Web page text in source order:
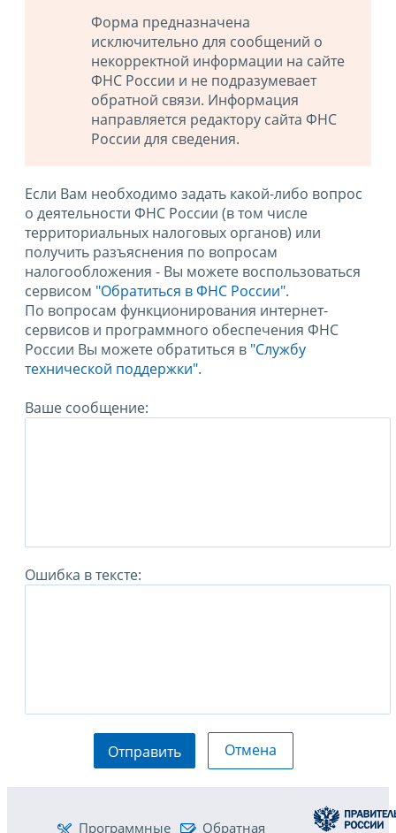
Форма предназначена
исключительно для сообщений о
некорректной информации на сайте
ФНС России и не подразумевает
обратной связи. Информация
направляется редактору сайта ФНС
России для сведения.
Если Вам необходимо задать какой-либо вопрос
о деятельности ФНС России (в том числе
территориальных налоговых органов) или
получить разъяснения по вопросам
налогообложения - Вы можете воспользоваться
сервисом "Обратиться в ФНС России".
По вопросам функционирования интернет-
сервисов и программного обеспечения ФНС
России Вы можете обратиться в "Службу
технической поддержки".
Ваше сообщение:
Ошибка в тексте:
Отправить Отмена
Программные
Обратная